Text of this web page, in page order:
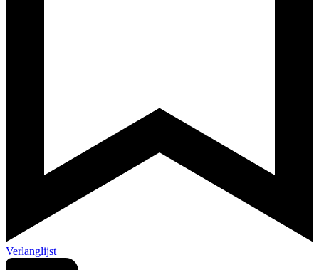
Verlanglijst